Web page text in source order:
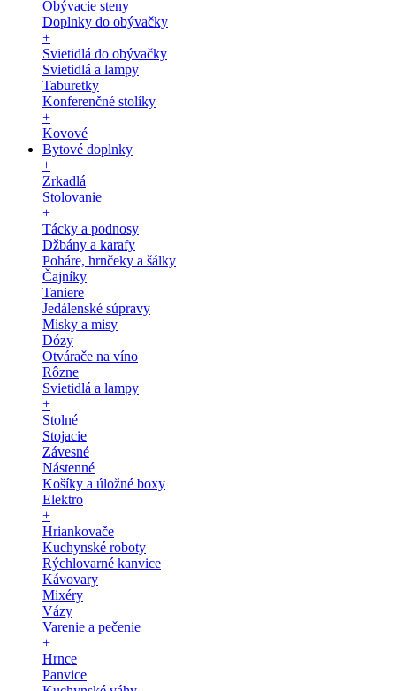
Obývacie steny
Doplnky do obývačky
+
Svietidlá do obývačky
Svietidlá a lampy
Taburetky
Konferenčné stolíky
+
Kovové
Bytové doplnky
+
Zrkadlá
Stolovanie
+
Tácky a podnosy
Džbány a karafy
Poháre, hrnčeky a šálky
Čajníky
Taniere
Jedálenské súpravy
Misky a misy
Dózy
Otvárače na víno
Rôzne
Svietidlá a lampy
+
Stolné
Stojacie
Závesné
Nástenné
Košíky a úložné boxy
Elektro
+
Hriankovače
Kuchynské roboty
Rýchlovarné kanvice
Kávovary
Mixéry
Vázy
Varenie a pečenie
+
Hrnce
Panvice